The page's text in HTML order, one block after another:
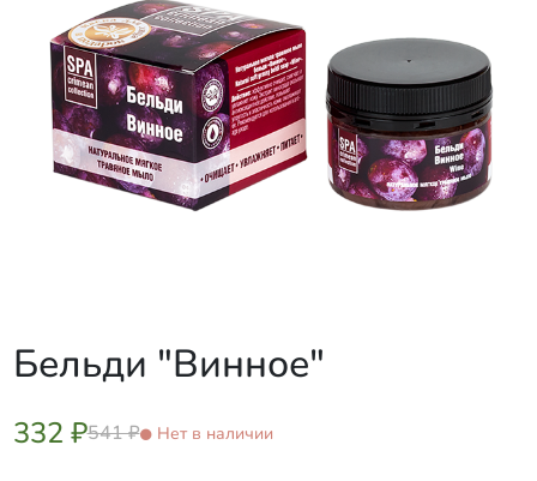
Бельди "Винное"
332 ₽541 ₽ Нет в наличии